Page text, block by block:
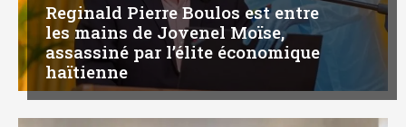
Reginald Pierre Boulos est entre
les mains de Jovenel Moïse,
assassiné par l’élite économique
haïtienne